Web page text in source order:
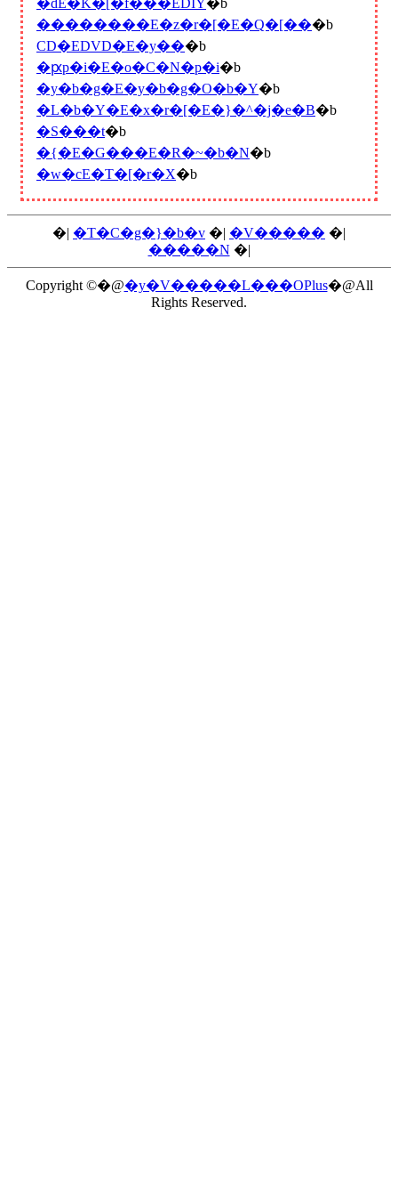
�ԁE�K�[�f���EDIY �b
��������E�z�r�[�E�Q�[���b
CD�EDVD�E�y���b
�ԗp�i�E�o�C�N�p�i�b
�y�b�g�E�y�b�g�O�b�Y�b
�L�b�Y�E�x�r�[�E�}�^�j�e�B�b
�S���t�b
�{�E�G���E�R�~�b�N�b
�w�сE�T�[�r�X�b
�| �T�C�g�}�b�v �| �V����� �|
�����N �|
Copyright ©�@�y�V�����L���OPlus�@All
Rights Reserved.